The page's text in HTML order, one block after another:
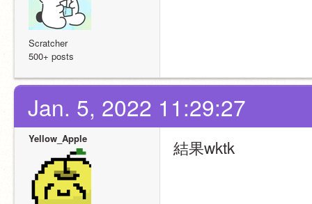
Scratcher
500+ posts
Jan. 5, 2022 11:29:27
Yellow_Apple 結果wktk